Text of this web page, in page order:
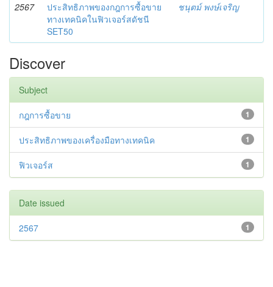
2567
ประสิทธิภาพของกฎการซื้อขาย
ทางเทคนิคในฟิวเจอร์สดัชนี
SET50
ชนุตม์ พงษ์เจริญ
Discover
Subject
1
กฎการซื้อขาย
1
ประสิทธิภาพของเครื่องมือทางเทคนิค
1
ฟิวเจอร์ส
Date issued
1
2567